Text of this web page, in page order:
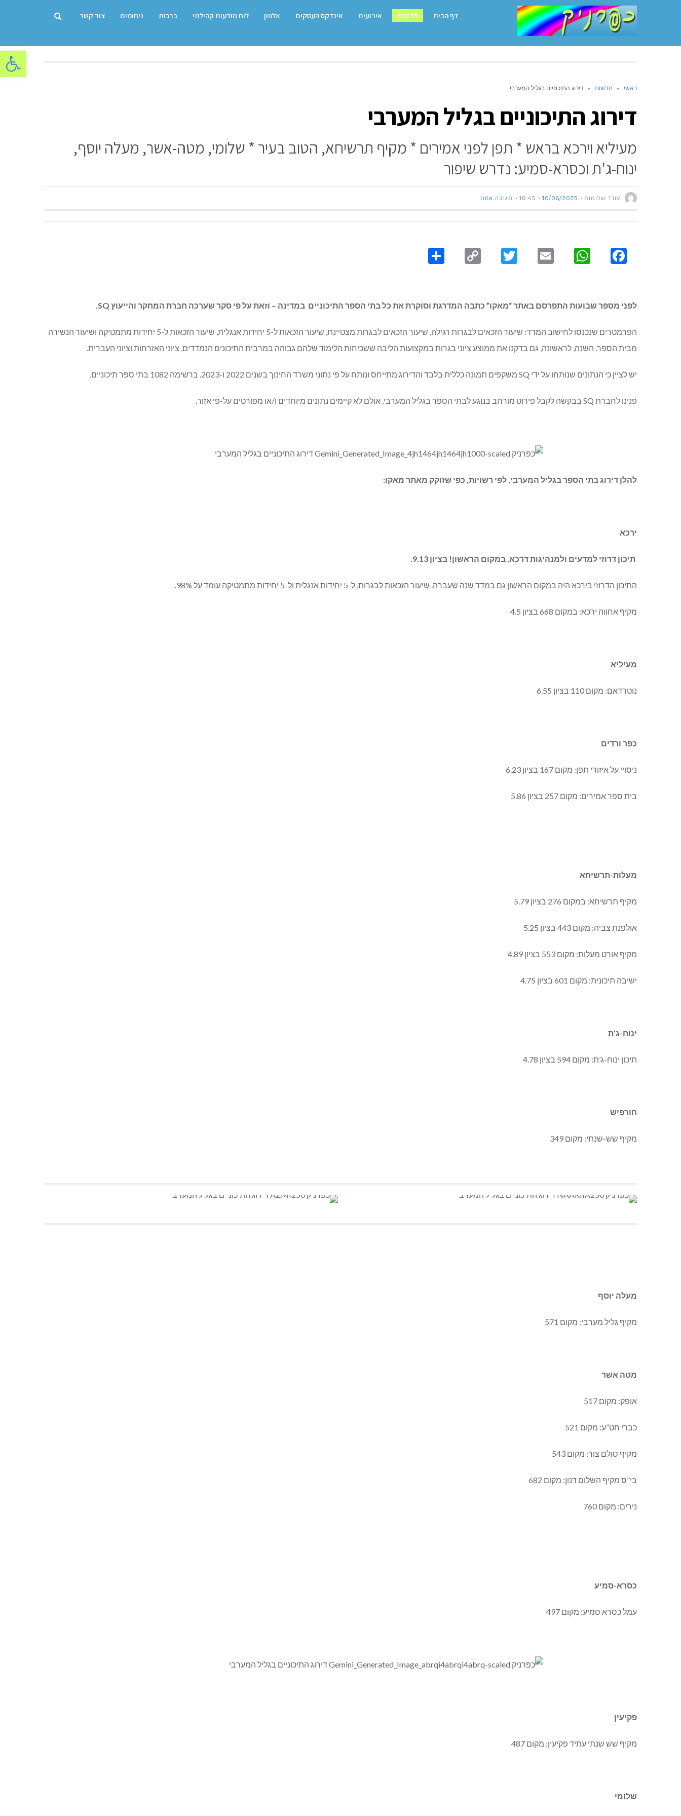
פתח
דף הבית חדשות אירועים אינדקס העסקים אלפון לוח מודעות קהילתי ברכות ניחומים צור קשר
ראשי » חדשות » דירוג התיכוניים בגליל המערבי
דירוג התיכוניים בגליל המערבי
מעיליא וירכא בראש * תפן לפני אמירים * מקיף תרשיחא, הטוב בעיר * שלומי, מטה-אשר, מעלה יוסף,
ינוח-ג'ת וכסרא-סמיע: נדרש שיפור
עודד שלומות 10/06/2025
16:45 תגובה אחת
Facebook
WhatsApp
Email
Twitter
Copy
לפני מספר שבועות התפרסם באתר “מאקו” כתבה המדרגת וסוקרת את כל בתי הספר התיכוניים במדינה – וזאת על פי סקר שערכה חברת המחקר והייעוץ SQ.
הפרמטרים שנכנסו לחישוב המדד: שיעור הזכאים לבגרות רגילה, שיעור הזכאים לבגרות מצטיינת, שיעור הזכאות ל-5 יחידות אנגלית, שיעור הזכאות ל-5 יחידות מתמטיקה ושיעור הנשירה
מבית הספר. השנה, לראשונה, גם בדקנו את ממוצע ציוני בגרות במקצועות הליבה ששכיחות הלימוד שלהם גבוהה במרבית התיכונים הנמדדים, ציוני האזרחות וציוני העברית.
יש לציין כי הנתונים שנותחו על ידי SQ משקפים תמונה כללית בלבד והדירוג מתייחס ונותח על פי נתוני משרד החינוך בשנים 2022 ו-2023. ברשימה 1082 בתי ספר תיכוניים.
פנינו לחברת SQ בבקשה לקבל פירוט מורחב בנוגע לבתי הספר בגליל המערבי, אולם לא קיימים נתונים מיוחדים ו/או מפורטים על-פי אזור.
להלן דירוג בתי הספר בגליל המערבי, לפי רשויות, כפי שזוקק מאתר מאקו:
ירכא
תיכון דרוזי למדעים ולמנהיגות דרכא, במקום הראשון! בציון 9.13.
התיכון הדרוזי בירכא היה במקום הראשון גם במדד שנה שעברה. שיעור הזכאות לבגרות, ל-5 יחידות אנגלית ול-5 יחידות מתמטיקה עומד על 98%.
מקיף אחווה ירכא: במקום 668 בציון 4.5
מעיליא
נוטרדאם: מקום 110 בציון 6.55
כפר ורדים
ניסויי על איזורי תפן: מקום 167 בציון 6.23
בית ספר אמירים: מקום 257 בציון 5.86
מעלות-תרשיחא
מקיף תרשיחא: במקום 276 בציון 5.79
אולפנת צביה: מקום 443 בציון 5.25
מקיף אורט מעלות: מקום 553 בציון 4.89
ישיבה תיכונית: מקום 601 בציון 4.75
ינוח-ג’ת
תיכון ינוח-ג’ת: מקום 594 בציון 4.78
חורפיש
מקיף שש-שנתי: מקום 349
מעלה יוסף
מקיף גליל מערבי: מקום 571
מטה אשר
אופק: מקום 517
כברי חט”ע: מקום 521
מקיף סולם צור: מקום 543
בי”ס מקיף השלום דנון: מקום 682
נירים: מקום 760
כסרא-סמיע
עמל כסרא סמיע: מקום 497
פקיעין
מקיף שש שנתי עתיד פקיעין: מקום 487
שלומי